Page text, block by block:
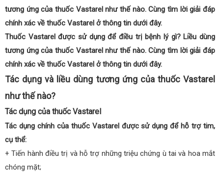
tương ứng của thuốc Vastarel như thế nào. Cùng tìm lời giải đáp
chính xác về thuốc Vastarel ở thông tin dưới đây.
Thuốc Vastarel được sử dụng để điều trị bệnh lý gì? Liều dùng
tương ứng của thuốc Vastarel như thế nào. Cùng tìm lời giải đáp
chính xác về thuốc Vastarel ở thông tin dưới đây.
Tác dụng và liều dùng tương ứng của thuốc Vastarel
như thế nào?
Tác dụng của thuốc Vastarel
Tác dụng chính của thuốc Vastarel được sử dụng để hỗ trợ tim,
cụ thể:
+ Tiến hành điều trị và hỗ trợ những triệu chứng ù tai và hoa mắt
chóng mặt;